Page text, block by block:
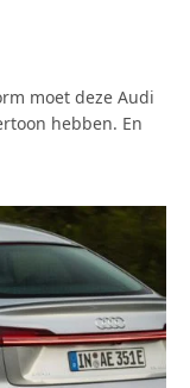
moet deze Audi
hebben. En